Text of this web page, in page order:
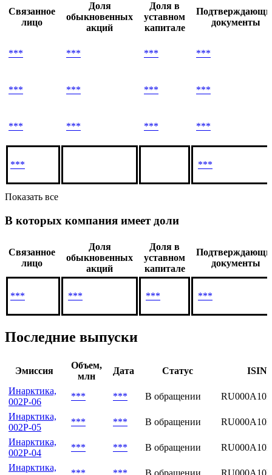
Связанное
лицо
Доля
обыкновенных
акций
Доля в
уставном
капитале
документы
*** *** *** ***
*** *** *** ***
*** *** *** ***
*** ***
Показать все
В которых компания имеет доли
Связанное
лицо
Доля
обыкновенных
акций
Доля в
уставном
капитале
документы
*** *** *** ***
Последние выпуски
Эмиссия
Объем,
млн
Дата Статус
ISIN
Инарктика,
002Р-06
*** *** В обращении
Инарктика,
002Р-05
*** *** В обращении
Инарктика,
002Р-04
*** *** В обращении
Инарктика,
*** *** В обращении